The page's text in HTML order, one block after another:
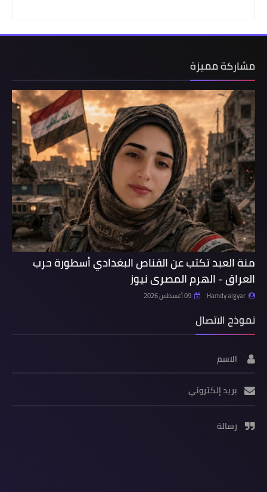
مشاركة مميزة
منة العبد تكتب عن القناص البغدادي أسطورة حرب
العراق - الهرم المصرى نيوز
Hamdy algyar 09 أغسطس 2026
نموذج الاتصال
الاسم
بريد إلكتروني
رسالة